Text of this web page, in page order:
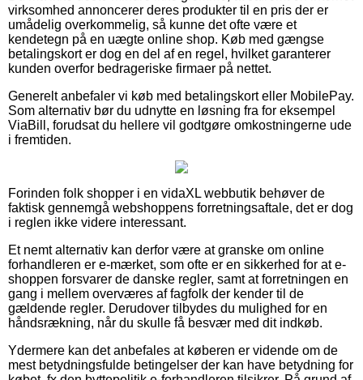
virksomhed annoncerer deres produkter til en pris der er
umådelig overkommelig, så kunne det ofte være et
kendetegn på en uægte online shop. Køb med gængse
betalingskort er dog en del af en regel, hvilket garanterer
kunden overfor bedrageriske firmaer på nettet.
Generelt anbefaler vi køb med betalingskort eller MobilePay.
Som alternativ bør du udnytte en løsning fra for eksempel
ViaBill, forudsat du hellere vil godtgøre omkostningerne ude
i fremtiden.
Forinden folk shopper i en vidaXL webbutik behøver de
faktisk gennemgå webshoppens forretningsaftale, det er dog
i reglen ikke videre interessant.
Et nemt alternativ kan derfor være at granske om online
forhandleren er e-mærket, som ofte er en sikkerhed for at e-
shoppen forsvarer de danske regler, samt at forretningen en
gang i mellem overværes af fagfolk der kender til de
gældende regler. Derudover tilbydes du mulighed for en
håndsrækning, når du skulle få besvær med dit indkøb.
Ydermere kan det anbefales at køberen er vidende om de
mest betydningsfulde betingelser der kan have betydning for